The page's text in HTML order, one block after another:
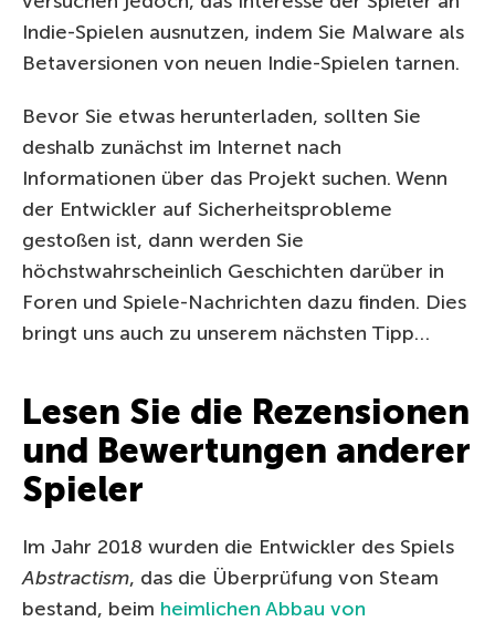
Indie-Spielen ausnutzen, indem Sie Malware als
Betaversionen von neuen Indie-Spielen tarnen.
Bevor Sie etwas herunterladen, sollten Sie
deshalb zunächst im Internet nach
Informationen über das Projekt suchen. Wenn
der Entwickler auf Sicherheitsprobleme
gestoßen ist, dann werden Sie
höchstwahrscheinlich Geschichten darüber in
Foren und Spiele-Nachrichten dazu finden. Dies
bringt uns auch zu unserem nächsten Tipp…
Lesen Sie die Rezensionen
und Bewertungen anderer
Spieler
Im Jahr 2018 wurden die Entwickler des Spiels
Abstractism, das die Überprüfung von Steam
bestand, beim heimlichen Abbau von